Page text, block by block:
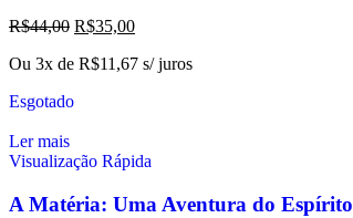
R$44,00 R$35,00
Ou 3x de R$11,67 s/ juros
Esgotado
Ler mais
Visualização Rápida
A Matéria: Uma Aventura do